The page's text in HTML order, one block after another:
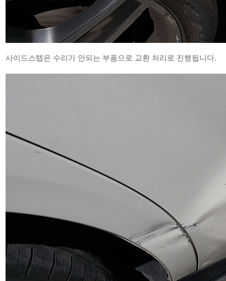
사이드스텝은 수리가 안되는 부품으로 교환 처리로 진행됩니다.